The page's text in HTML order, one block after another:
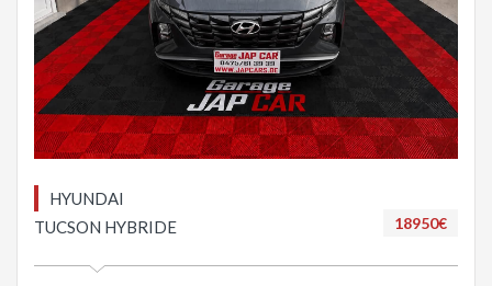
HYUNDAI
TUCSON HYBRIDE
18950€